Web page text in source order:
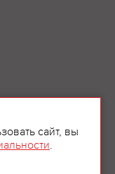
сайт, вы
.